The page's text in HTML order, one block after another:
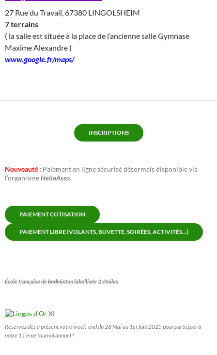
27 Rue du Travail, 67380 LINGOLSHEIM
7 terrains
( la salle est située à la place de l’ancienne salle Gymnase
Maxime Alexandre )
www.google.fr/maps/
INSCRIPTIONS
Nouveauté : Paiement en ligne sécurisé désormais disponible via
l’organismeHelloAsso.
PAIEMENT COTISATION
PAIEMENT LIBRE (VOLANTS, BUVETTE, SOIRÉES, ACTIVITÉS...)
École française de badminton labellisée 2 étoiles
Réservez dès à présent votre week-end du 28 Mai au 1erJuin 2025 pour participer à
notre 11 ème tournoi annuel !